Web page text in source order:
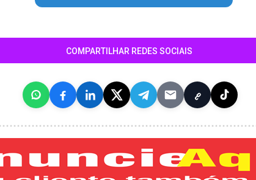
COMPARTILHAR REDES SOCIAIS